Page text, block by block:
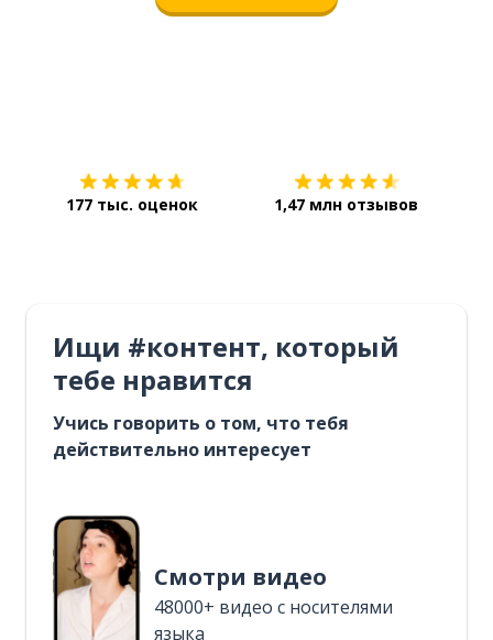
177 тыс. оценок 1,47 млн отзывов
Ищи #контент, который
тебе нравится
Учись говорить о том, что тебя
действительно интересует
Смотри видео
48000+ видео с носителями
языка